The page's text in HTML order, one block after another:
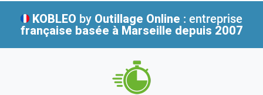
KOBLEO by Outillage Online : entreprise
française basée à Marseille depuis 2007